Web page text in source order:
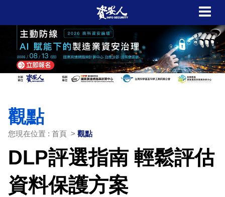
觀點
您現在位置 : 首頁 > 觀點
DLP評選指南 輕鬆評估
資料保護方案